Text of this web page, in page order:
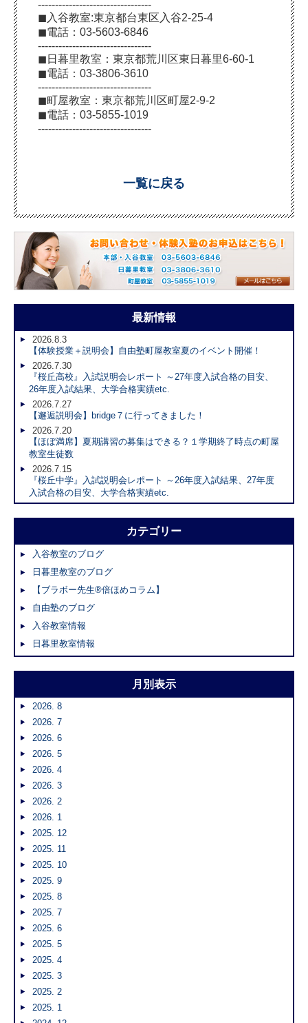
---------------------------------
◼︎入谷教室:東京都台東区入谷2-25-4
◼︎電話：03-5603-6846
---------------------------------
◼︎日暮里教室：東京都荒川区東日暮里6-60-1
◼︎電話：03-3806-3610
---------------------------------
◼︎町屋教室：東京都荒川区町屋2-9-2
◼︎電話：03-5855-1019
---------------------------------
一覧に戻る
最新情報
2026.8.3
【体験授業＋説明会】自由塾町屋教室夏のイベント開催！
2026.7.30
『桜丘高校』入試説明会レポート ～27年度入試合格の目安、
26年度入試結果、大学合格実績etc.
2026.7.27
【邂逅説明会】bridge７に行ってきました！
2026.7.20
【ほぼ満席】夏期講習の募集はできる？１学期終了時点の町屋
教室生徒数
2026.7.15
『桜丘中学』入試説明会レポート ～26年度入試結果、27年度
入試合格の目安、大学合格実績etc.
カテゴリー
入谷教室のブログ
日暮里教室のブログ
【ブラボー先生®倍ほめコラム】
自由塾のブログ
入谷教室情報
日暮里教室情報
月別表示
2026. 8
2026. 7
2026. 6
2026. 5
2026. 4
2026. 3
2026. 2
2026. 1
2025. 12
2025. 11
2025. 10
2025. 9
2025. 8
2025. 7
2025. 6
2025. 5
2025. 4
2025. 3
2025. 2
2025. 1